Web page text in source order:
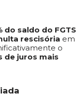
do saldo do FGTS
rescisória em
o
de juros mais